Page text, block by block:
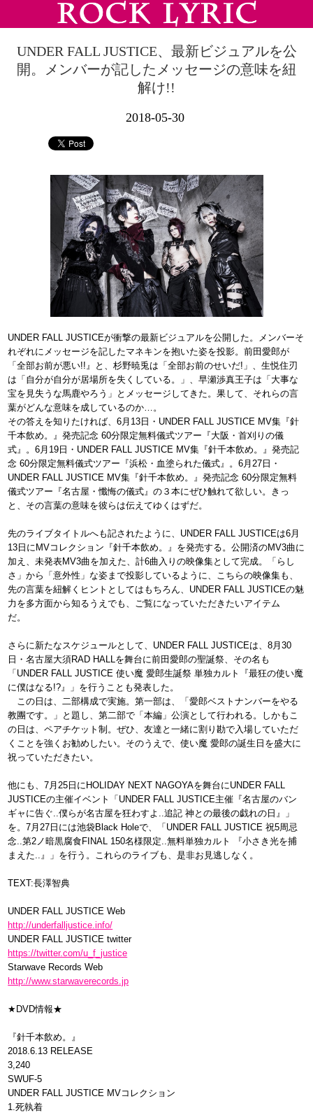
UNDER FALL JUSTICE、最新ビジュアルを公
開。メンバーが記したメッセージの意味を紐
解け!!
2018-05-30
UNDER FALL JUSTICEが衝撃の最新ビジュアルを公開した。メンバーそ
れぞれにメッセージを記したマネキンを抱いた姿を投影。前田愛郎が
「全部お前が悪い!!』と、杉野暁兎は「全部お前のせいだ!」、生悦住刃
は「自分が自分が居場所を失くしている。」、早瀬渉真王子は「大事な
宝を見失うな馬鹿やろう」とメッセージしてきた。果して、それらの言
葉がどんな意味を成しているのか…。
その答えを知りたければ、6月13日・UNDER FALL JUSTICE MV集『針
千本飲め。』発売記念 60分限定無料儀式ツアー『大阪・首刈りの儀
式』。6月19日・UNDER FALL JUSTICE MV集『針千本飲め。』発売記
念 60分限定無料儀式ツアー『浜松・血塗られた儀式』。6月27日・
UNDER FALL JUSTICE MV集『針千本飲め。』発売記念 60分限定無料
儀式ツアー『名古屋・懺悔の儀式』の３本にぜひ触れて欲しい。きっ
と、その言葉の意味を彼らは伝えてゆくはずだ。
先のライブタイトルへも記されたように、UNDER FALL JUSTICEは6月
13日にMVコレクション『針千本飲め。』を発売する。公開済のMV3曲に
加え、未発表MV3曲を加えた、計6曲入りの映像集として完成。「らし
さ」から「意外性」な姿まで投影しているように、こちらの映像集も、
先の言葉を紐解くヒントとしてはもちろん、UNDER FALL JUSTICEの魅
力を多方面から知るうえでも、ご覧になっていただきたいアイテム
だ。
さらに新たなスケジュールとして、UNDER FALL JUSTICEは、8月30
日・名古屋大須RAD HALLを舞台に前田愛郎の聖誕祭、その名も
「UNDER FALL JUSTICE 使い魔 愛郎生誕祭 単独カルト『最狂の使い魔
に僕はなる!?』」を行うことも発表した。
この日は、二部構成で実施。第一部は、「愛郎ベストナンバーをやる
教團です。」と題し、第二部で「本編」公演として行われる。しかもこ
の日は、ペアチケット制。ぜひ、友達と一緒に割り勘で入場していただ
くことを強くお勧めしたい。そのうえで、使い魔 愛郎の誕生日を盛大に
祝っていただきたい。
他にも、7月25日にHOLIDAY NEXT NAGOYAを舞台にUNDER FALL
JUSTICEの主催イベント「UNDER FALL JUSTICE主催『名古屋のバン
ギャに告ぐ..僕らが名古屋を狂わすよ..追記 神との最後の戯れの日』」
を。7月27日には池袋Black Holeで、「UNDER FALL JUSTICE 祝5周忌
念..第2ノ暗黒腐食FINAL 150名様限定..無料単独カルト 『小さき光を捕
まえた..』」を行う。これらのライブも、是非お見逃しなく。
TEXT:長澤智典
UNDER FALL JUSTICE Web
http://underfalljustice.info/
UNDER FALL JUSTICE twitter
https://twitter.com/u_f_justice
Starwave Records Web
http://www.starwaverecords.jp
★DVD情報★
『針千本飲め。』
2018.6.13 RELEASE
3,240
SWUF-5
UNDER FALL JUSTICE MVコレクション
1.死執着